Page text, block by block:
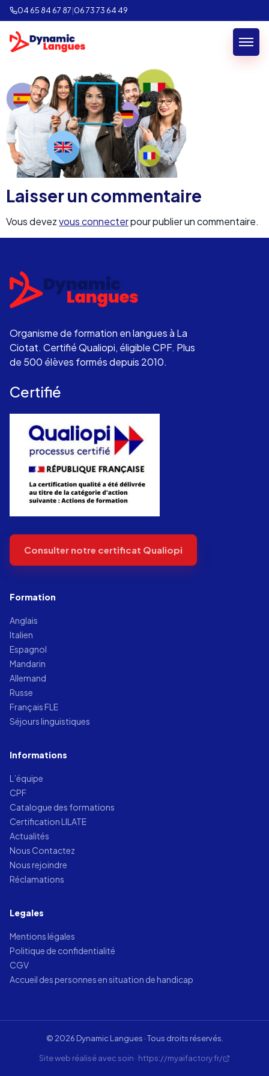
04 65 84 67 87|06 73 73 64 49
notre-methode-
apprentissage-anglais
Laisser un commentaire
Vous devezvous connecterpour publier un commentaire.
Organisme de formation en langues à La
Ciotat. Certifié Qualiopi, éligible CPF. Plus
de 500 élèves formés depuis 2010.
Certifié
Consulter notre certificat Qualiopi
Formation
Anglais
Italien
Espagnol
Mandarin
Allemand
Russe
Français FLE
Séjours linguistiques
Informations
L’équipe
CPF
Catalogue des formations
Certification LILATE
Actualités
Nous Contactez
Nous rejoindre
Réclamations
Legales
Mentions légales
Politique de confidentialité
CGV
Accueil des personnes en situation de handicap
© 2026 Dynamic Langues · Tous droits réservés.
Site web réalisé avec soin · https://myaifactory.fr/